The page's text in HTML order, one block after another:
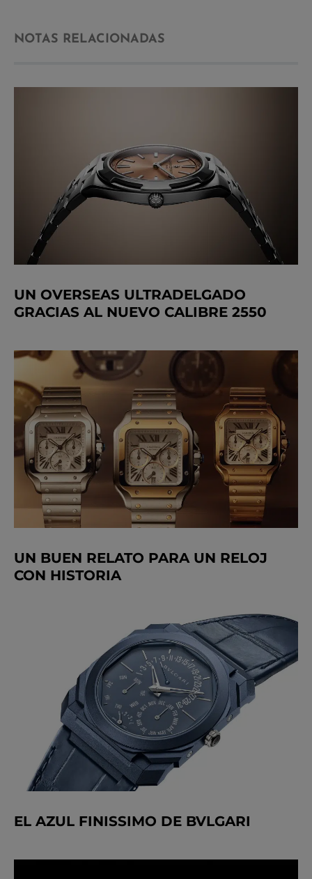
NOTAS RELACIONADAS
UN OVERSEAS ULTRADELGADO
GRACIAS AL NUEVO CALIBRE 2550
UN BUEN RELATO PARA UN RELOJ
CON HISTORIA
EL AZUL FINISSIMO DE BVLGARI